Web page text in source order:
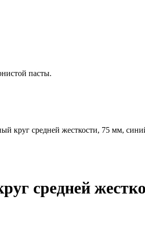
пасты.
круг средней жесткости, 75 мм,
средней